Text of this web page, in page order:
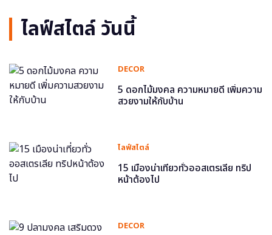
ไลฟ์สไตล์ วันนี้
DECOR
5 ดอกไม้มงคล ความหมายดี เพิ่มความ
สวยงามให้กับบ้าน
ไลฟ์สไตล์
15 เมืองน่าเที่ยวทั่วออสเตรเลีย ทริป
หน้าต้องไป
DECOR